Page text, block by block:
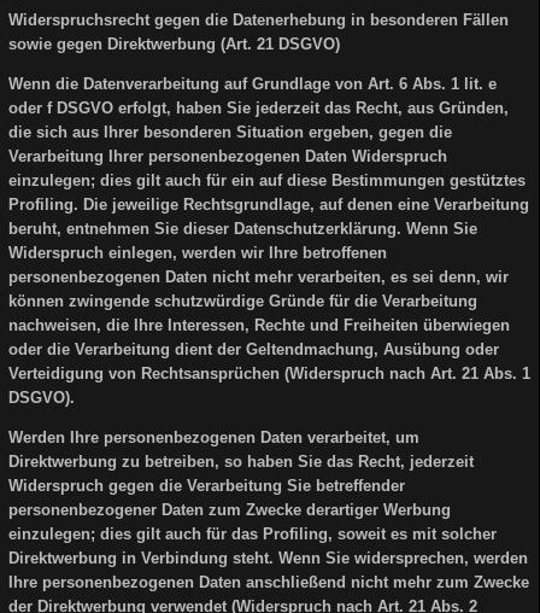
Widerspruchsrecht gegen die Datenerhebung in besonderen Fällen
sowie gegen Direktwerbung (Art. 21 DSGVO)
Wenn die Datenverarbeitung auf Grundlage von Art. 6 Abs. 1 lit. e
oder f DSGVO erfolgt, haben Sie jederzeit das Recht, aus Gründen,
die sich aus Ihrer besonderen Situation ergeben, gegen die
Verarbeitung Ihrer personenbezogenen Daten Widerspruch
einzulegen; dies gilt auch für ein auf diese Bestimmungen gestütztes
Profiling. Die jeweilige Rechtsgrundlage, auf denen eine Verarbeitung
beruht, entnehmen Sie dieser Datenschutzerklärung. Wenn Sie
Widerspruch einlegen, werden wir Ihre betroffenen
personenbezogenen Daten nicht mehr verarbeiten, es sei denn, wir
können zwingende schutzwürdige Gründe für die Verarbeitung
nachweisen, die Ihre Interessen, Rechte und Freiheiten überwiegen
oder die Verarbeitung dient der Geltendmachung, Ausübung oder
Verteidigung von Rechtsansprüchen (Widerspruch nach Art. 21 Abs. 1
DSGVO).
Werden Ihre personenbezogenen Daten verarbeitet, um
Direktwerbung zu betreiben, so haben Sie das Recht, jederzeit
Widerspruch gegen die Verarbeitung Sie betreffender
personenbezogener Daten zum Zwecke derartiger Werbung
einzulegen; dies gilt auch für das Profiling, soweit es mit solcher
Direktwerbung in Verbindung steht. Wenn Sie widersprechen, werden
Ihre personenbezogenen Daten anschließend nicht mehr zum Zwecke
der Direktwerbung verwendet (Widerspruch nach Art. 21 Abs. 2